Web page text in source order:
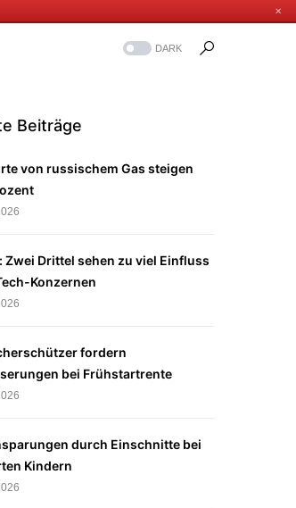
✕
DARK
Beiträge
von russischem Gas steigen
Zwei Drittel sehen zu viel Einfluss
Konzernen
fordern
bei Frühstartrente
durch Einschnitte bei
Kindern